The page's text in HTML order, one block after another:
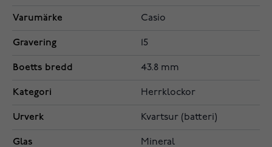
Varumärke Casio
Gravering 15
Boetts bredd 43.8 mm
Kategori Herrklockor
Urverk Kvartsur (batteri)
Glas Mineral